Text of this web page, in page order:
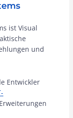
ist Visual
und
Entwickler